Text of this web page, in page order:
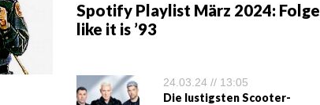
Spotify Playlist März 2024: Folge
like it is ’93
24.03.24 // 13:05
Die lustigsten Scooter-